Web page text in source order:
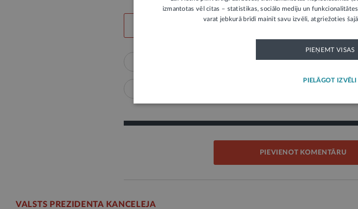
Drošība Amatpersona
PIEVIENOT KOMENTĀRU
VALSTS PREZIDENTA KANCELEJA
izmantotas vēl citas – statistikas, sociālo mediju un
varat jebkurā brīdī mainīt savu izvēli, atgriežoties
PIEŅEMT VISAS
PIELĀGOT IZVĒLI